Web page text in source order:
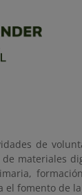
de
de materiales
el fomento de